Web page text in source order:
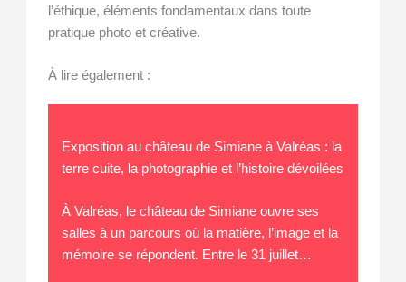
l’éthique, éléments fondamentaux dans toute
pratique photo et créative.
À lire également :
Exposition au château de Simiane à Valréas : la
terre cuite, la photographie et l’histoire dévoilées
À Valréas, le château de Simiane ouvre ses
salles à un parcours où la matière, l’image et la
mémoire se répondent. Entre le 31 juillet…